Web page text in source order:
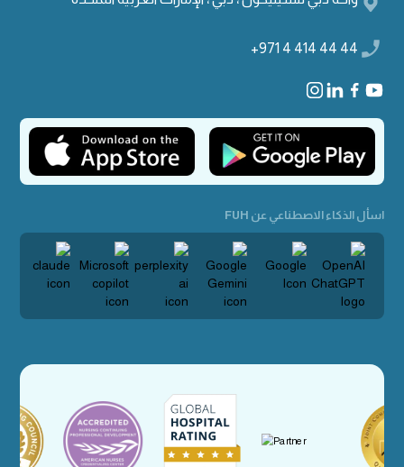
+971 4 414 44 44
اسأل الذكاء الاصطناعي عن FUH